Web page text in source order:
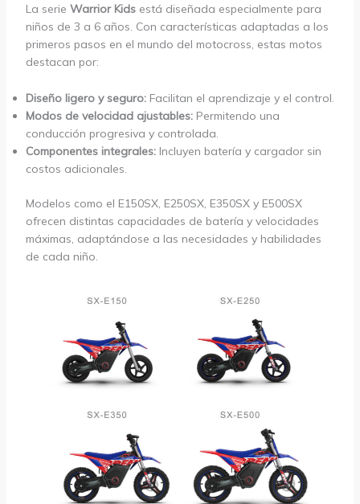
La serie Warrior Kidsestá diseñada especialmente para
niños de 3 a 6 años. Con características adaptadas a los
primeros pasos en el mundo del motocross, estas motos
destacan por:
Diseño ligero y seguro:Facilitan el aprendizaje y el control.
Modos de velocidad ajustables:Permitendo una
conducción progresiva y controlada.
Componentes integrales:Incluyen batería y cargador sin
costos adicionales.
Modelos como el E150SX, E250SX, E350SX y E500SX
ofrecen distintas capacidades de batería y velocidades
máximas, adaptándose a las necesidades y habilidades
de cada niño.